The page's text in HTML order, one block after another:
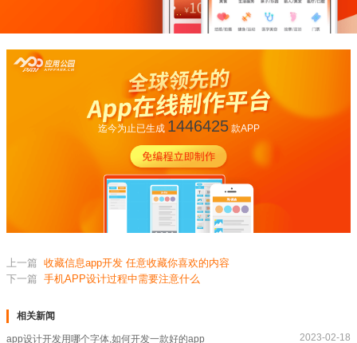
迄今为止已生成 1446425款APP
上一篇 收藏信息app开发 任意收藏你喜欢的内容
下一篇 手机APP设计过程中需要注意什么
相关新闻
app设计开发用哪个字体,如何开发一款好的app 2023-02-18